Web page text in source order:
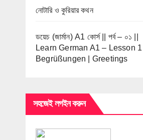
নোটারি ও কুরিয়ার কথন
ডয়েচ (জার্মান) A1 কোর্স || পর্ব – ০১ ||
Learn German A1 – Lesson 1 |
Begrüßungen | Greetings
সহজেই লগইন করুন